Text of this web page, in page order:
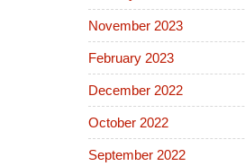
November 2023
February 2023
December 2022
October 2022
September 2022